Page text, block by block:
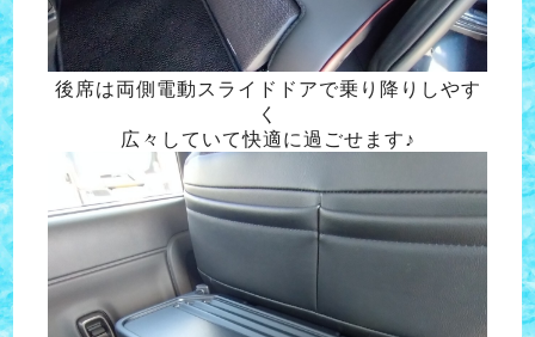
後席は両側電動スライドドアで乗り降りしやす
く
広々していて快適に過ごせます♪